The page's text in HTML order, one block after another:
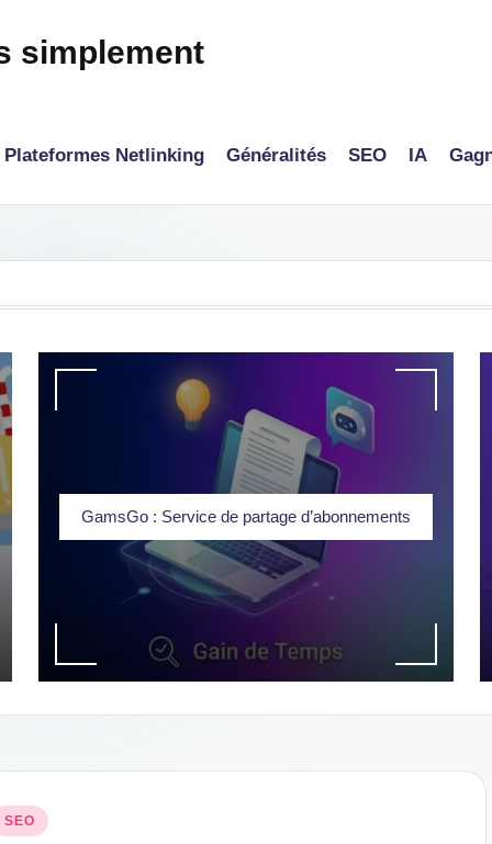
simplement
Plateformes Netlinking Généralités SEO IA
GamsGo : Service de partage d’abonnements
SEO